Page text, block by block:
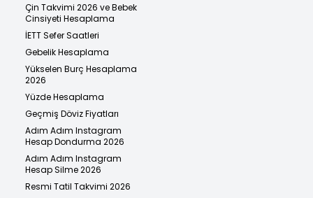
Çin Takvimi 2026 ve Bebek
Cinsiyeti Hesaplama
İETT Sefer Saatleri
Gebelik Hesaplama
Yükselen Burç Hesaplama
2026
Yüzde Hesaplama
Geçmiş Döviz Fiyatları
Adım Adım Instagram
Hesap Dondurma 2026
Adım Adım Instagram
Hesap Silme 2026
Resmi Tatil Takvimi 2026